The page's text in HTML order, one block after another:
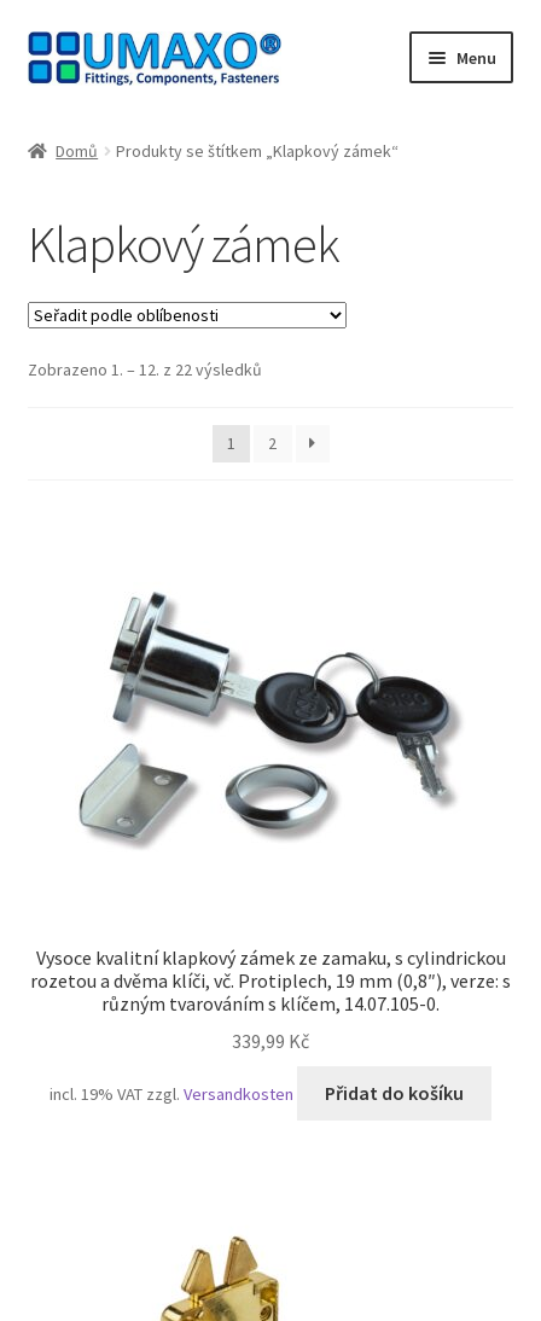
Přeskočit
na
Přejít
k
Menu
Lodní doprava
Můj účet
Nákupní košík
Zrušení
Domů Produkty se štítkem „Klapkový zámek“
Klapkový zámek
Zobrazeno 1. – 12. z 22 výsledkůSeřazeno
1
2
Vysoce kvalitní klapkový zámek ze zamaku, s cylindrickou
rozetou a dvěma klíči, vč. Protiplech, 19 mm (0,8″), verze: s
různým tvarováním s klíčem, 14.07.105-0.
339,99 Kč
incl. 19% VAT zzgl.Versandkosten Přidat do košíku